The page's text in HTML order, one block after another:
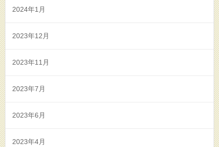
2024年1月
2023年12月
2023年11月
2023年7月
2023年6月
2023年4月